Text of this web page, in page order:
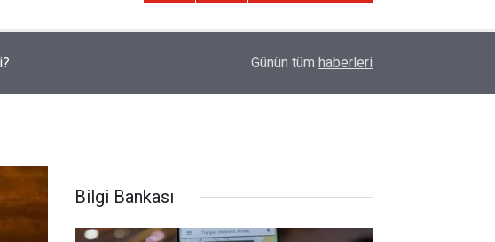
atabilir' uyarısı
Günün tüm haberleri
Bilgi Bankası